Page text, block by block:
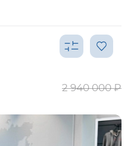
2 940 000 ₽